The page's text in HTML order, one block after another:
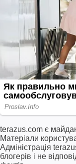
terazus.com є
Матеріали
Адміністрація
блогерів і не